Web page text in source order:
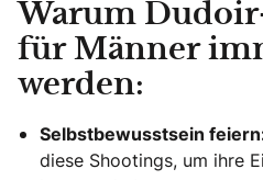
Warum
für Männer
werden:
Selbstbewusstsein
diese Shootings, um ihre